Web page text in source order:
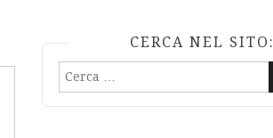
CERCA NEL SITO:
Ricerca